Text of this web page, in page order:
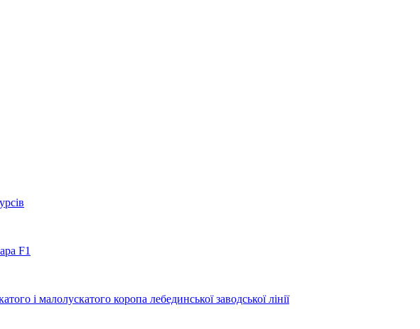
F1
і малолускатого коропа лебединської заводської лінії